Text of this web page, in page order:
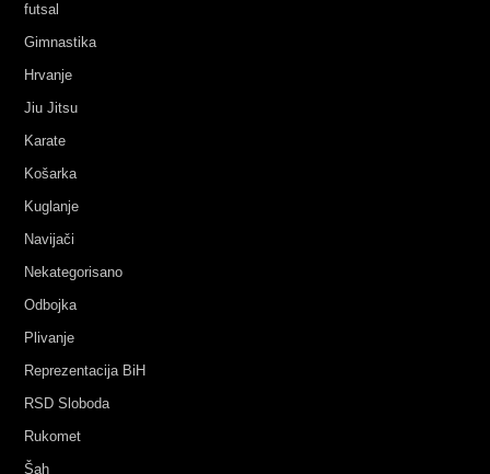
futsal
Gimnastika
Hrvanje
Jiu Jitsu
Karate
Košarka
Kuglanje
Navijači
Nekategorisano
Odbojka
Plivanje
Reprezentacija BiH
RSD Sloboda
Rukomet
Šah